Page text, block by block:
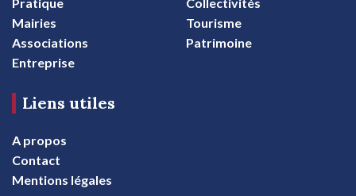
Mairies
Tourisme
Associations
Patrimoine
Entreprise
Liens utiles
A propos
Contact
Mentions légales